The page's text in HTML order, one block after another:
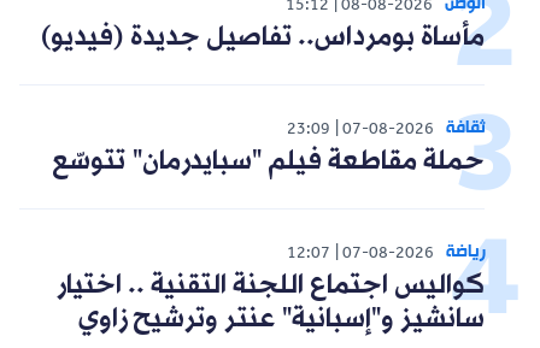
08-08-2026
15:12
مأساة بومرداس.. تفاصيل جديدة (فيديو)
ثقافة 07-08-2026
23:09
حملة مقاطعة فيلم "سبايدرمان" تتوسّع
رياضة 07-08-2026
12:07
كواليس اجتماع اللجنة التقنية .. اختيار
سانشيز و"إسبانية" عنتر وترشيح زاوي